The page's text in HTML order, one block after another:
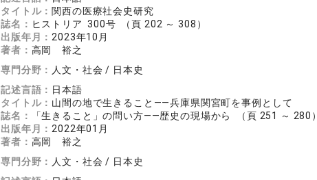
タイトル： 関西の医療社会史研究
誌名： ヒストリア 300号 （頁 202 ～ 308）
出版年月： 2023年10月
著者： 高岡 裕之
専門分野： 人文・社会 / 日本史
記述言語： 日本語
タイトル： 山間の地で生きること――兵庫県関宮町を事例として
誌名：
「生きること」の問い方――歴史の現場から （頁 251 ～ 280）
出版年月： 2022年01月
著者： 高岡 裕之
専門分野： 人文・社会 / 日本史